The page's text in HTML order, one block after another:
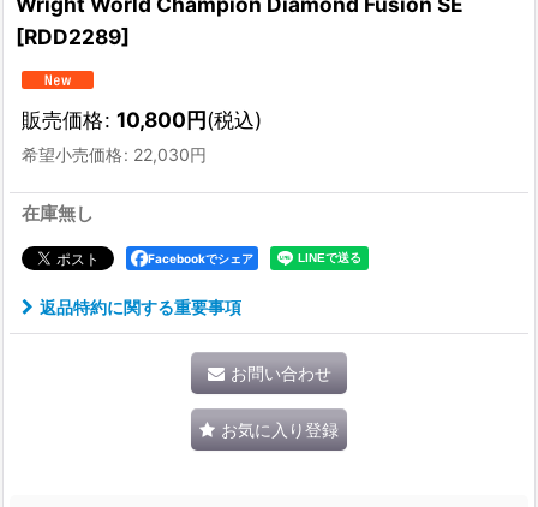
[RDD2289]
販売価格: 10,800円(税込)
希望小売価格: 22,030円
在庫無し
Facebookでシェア
返品特約に関する重要事項
お問い合わせ
お気に入り登録